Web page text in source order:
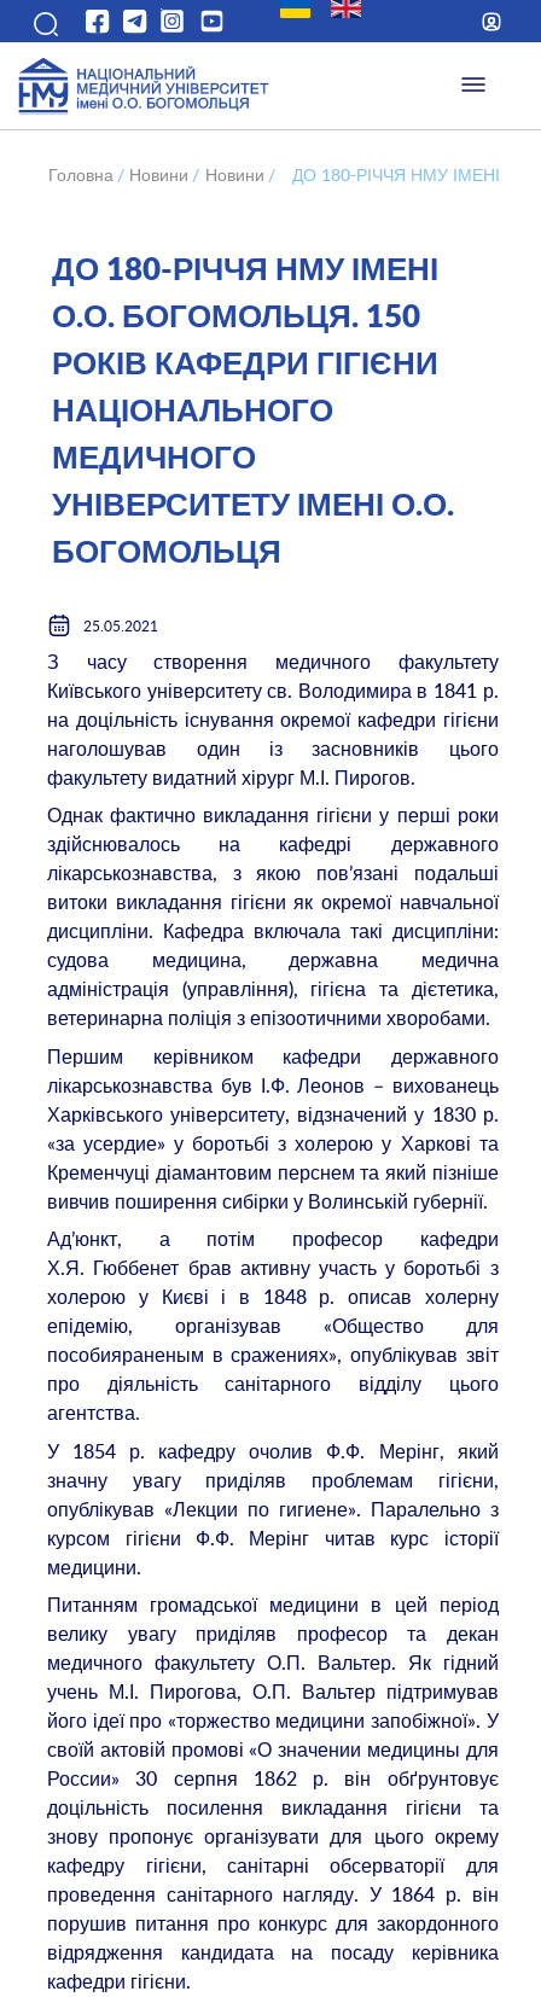
Головна / Новини / Новини / ДО 180-РІЧЧЯ НМУ ІМЕНІ
ДО 180-РІЧЧЯ НМУ ІМЕНІ
О.О. БОГОМОЛЬЦЯ. 150
РОКІВ КАФЕДРИ ГІГІЄНИ
НАЦІОНАЛЬНОГО
МЕДИЧНОГО
УНІВЕРСИТЕТУ ІМЕНІ О.О.
БОГОМОЛЬЦЯ
25.05.2021
З часу створення медичного факультету
Київського університету св. Володимира в 1841 р.
на доцільність існування окремої кафедри гігієни
наголошував один із засновників цього
факультету видатний хірург М.І. Пирогов.
Однак фактично викладання гігієни у перші роки
здійснювалось на кафедрі державного
лікарськознавства, з якою пов’язані подальші
витоки викладання гігієни як окремої навчальної
дисципліни. Кафедра включала такі дисципліни:
судова медицина, державна медична
адміністрація (управління), гігієна та дієтетика,
ветеринарна поліція з епізоотичними хворобами.
Першим керівником кафедри державного
лікарськознавства був І.Ф. Леонов – вихованець
Харківського університету, відзначений у 1830 р.
«за усердие» у боротьбі з холерою у Харкові та
Кременчуці діамантовим перснем та який пізніше
вивчив поширення сибірки у Волинській губернії.
Ад’юнкт, а потім професор кафедри
Х.Я. Гюббенет брав активну участь у боротьбі з
холерою у Києві і в 1848 р. описав холерну
епідемію, організував «Общество для
пособияраненым в сражениях», опублікував звіт
про діяльність санітарного відділу цього
агентства.
У 1854 р. кафедру очолив Ф.Ф. Мерінг, який
значну увагу приділяв проблемам гігієни,
опублікував «Лекции по гигиене». Паралельно з
курсом гігієни Ф.Ф. Мерінг читав курс історії
медицини.
Питанням громадської медицини в цей період
велику увагу приділяв професор та декан
медичного факультету О.П. Вальтер. Як гідний
учень М.І. Пирогова, О.П. Вальтер підтримував
його ідеї про «торжество медицини запобіжної». У
своїй актовій промові «О значении медицины для
России» 30 серпня 1862 р. він обґрунтовує
доцільність посилення викладання гігієни та
знову пропонує організувати для цього окрему
кафедру гігієни, санітарні обсерваторії для
проведення санітарного нагляду. У 1864 р. він
порушив питання про конкурс для закордонного
відрядження кандидата на посаду керівника
кафедри гігієни.